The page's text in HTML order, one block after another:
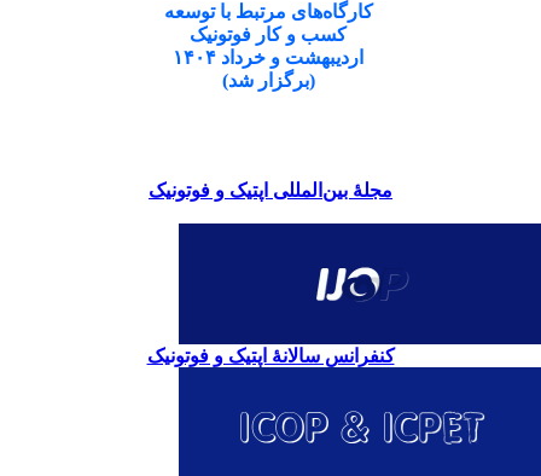
کارگاه‌های مرتبط با توسعه
کسب و کار فوتونیک
اردیبهشت و خرداد ۱۴۰۴
(برگزار شد)
مجلۀ بین‌المللی اپتیک و فوتونیک
کنفرانس سالانۀ اپتیک و فوتونیک